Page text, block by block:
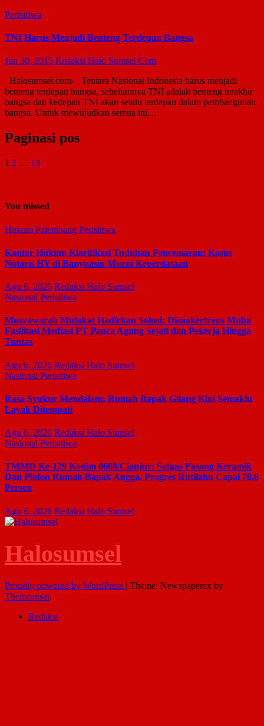
Perisitiwa
TNI Harus Menjadi Benteng Terdepan Bangsa
Jun 30, 2015 Redaksi Halo Sumsel Com
Halosumsel.com- Tentara Nasional Indonesia harus menjadi
benteng terdepan bangsa, sebelumnya TNI adalah benteng terakhir
bangsa dan kedepan TNI akan selalu terdepan dalam pembangunan
bangsa. Untuk mewujudkan semua ini…
Paginasi pos
1 2 … 13
You missed
Hukum Palembang Perisitiwa
Kantor Hukum Klarifikasi Tuduhan Pencemaran: Kasus
Notaris HY di Banyuasin Murni Keperdataan
Agu 6, 2026 Redaksi Halo Sumsel
Nasional Perisitiwa
Musyawarah Mufakat Hadirkan Solusi: Disnakertrans Muba
Fasilitasi Mediasi PT Panca Agung Sejati dan Pekerja Hingga
Tuntas
Agu 6, 2026 Redaksi Halo Sumsel
Nasional Perisitiwa
Rasa Syukur Mendalam: Rumah Bapak Gilang Kini Semakin
Layak Ditempati
Agu 6, 2026 Redaksi Halo Sumsel
Nasional Perisitiwa
TMMD Ke-129 Kodim 0608/Cianjur: Satgas Pasang Keramik
Dan Plafon Rumah Bapak Angga, Progres Rutilahu Capai 78,6
Persen
Agu 6, 2026 Redaksi Halo Sumsel
Halosumsel
Proudly powered by WordPress | Theme: Newspaperex by
Themeansar.
Redaksi